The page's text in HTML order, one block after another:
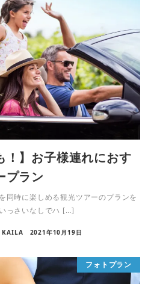
！】お子様連れにおす
プラン
同時に楽しめる観光ツアーのプランを
っさいなしでハ […]
KAILA 2021年10月19日
フォトプラン